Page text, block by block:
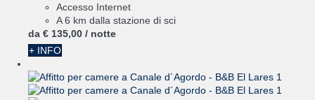
Accesso Internet
A 6 km dalla stazione di sci
da € 135,00 / notte
+ INFO